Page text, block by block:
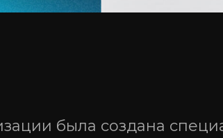
была создана